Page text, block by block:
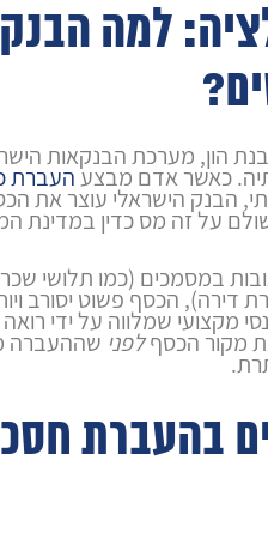
למה
הון, מערכת הבנקאות
כאשר אדם מבצעהעברת
הבנק הישראלי עוצר את
על זה מס כדין במדינת
במסמכים (כמו תלושי
דירה), הכסף פשוט יסורב
מקצועי שמלווה על ידי
מקור הכסףלפני שההעברה
בהעברת